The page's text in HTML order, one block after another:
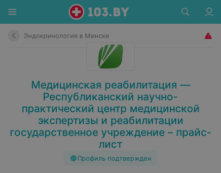
Эндокринология в Минске
Медицинская реабилитация —
Республиканский научно-
практический центр медицинской
экспертизы и реабилитации
государственное учреждение – прайс-
лист
Профиль подтвержден